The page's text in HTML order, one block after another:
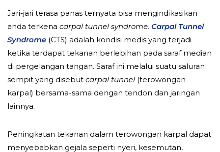
Jari-jari terasa panas ternyata bisa mengindikasikan
anda terkena carpal tunnel syndrome. Carpal Tunnel
Syndrome (CTS) adalah kondisi medis yang terjadi
ketika terdapat tekanan berlebihan pada saraf median
di pergelangan tangan. Saraf ini melalui suatu saluran
sempit yang disebut carpal tunnel (terowongan
karpal) bersama-sama dengan tendon dan jaringan
lainnya.
Peningkatan tekanan dalam terowongan karpal dapat
menyebabkan gejala seperti nyeri, kesemutan,